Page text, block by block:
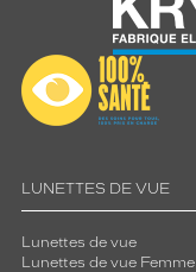
LUNETTES DE VUE
Lunettes de vue
Lunettes de vue Femme